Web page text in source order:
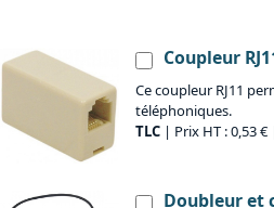
Coupleur
Ce coupleur RJ11
téléphoniques.
TLC | Prix HT : 0,53 € |
Doubleur et